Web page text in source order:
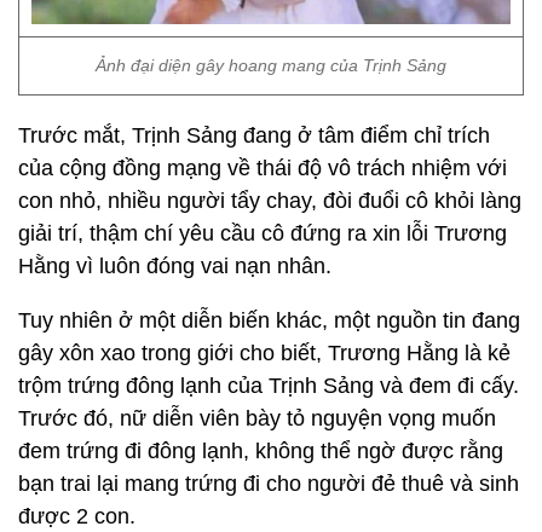
Ảnh đại diện gây hoang mang của Trịnh Sảng
Trước mắt, Trịnh Sảng đang ở tâm điểm chỉ trích
của cộng đồng mạng về thái độ vô trách nhiệm với
con nhỏ, nhiều người tẩy chay, đòi đuổi cô khỏi làng
giải trí, thậm chí yêu cầu cô đứng ra xin lỗi Trương
Hằng vì luôn đóng vai nạn nhân.
Tuy nhiên ở một diễn biến khác, một nguồn tin đang
gây xôn xao trong giới cho biết, Trương Hằng là kẻ
trộm trứng đông lạnh của Trịnh Sảng và đem đi cấy.
Trước đó, nữ diễn viên bày tỏ nguyện vọng muốn
đem trứng đi đông lạnh, không thể ngờ được rằng
bạn trai lại mang trứng đi cho người đẻ thuê và sinh
được 2 con.